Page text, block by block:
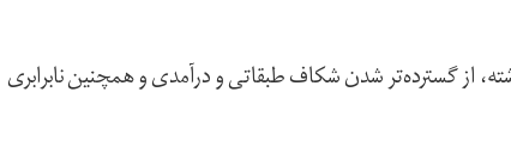
از گسترده‌تر شدن شکاف طبقاتی و درآمدی و همچنین نابرابری